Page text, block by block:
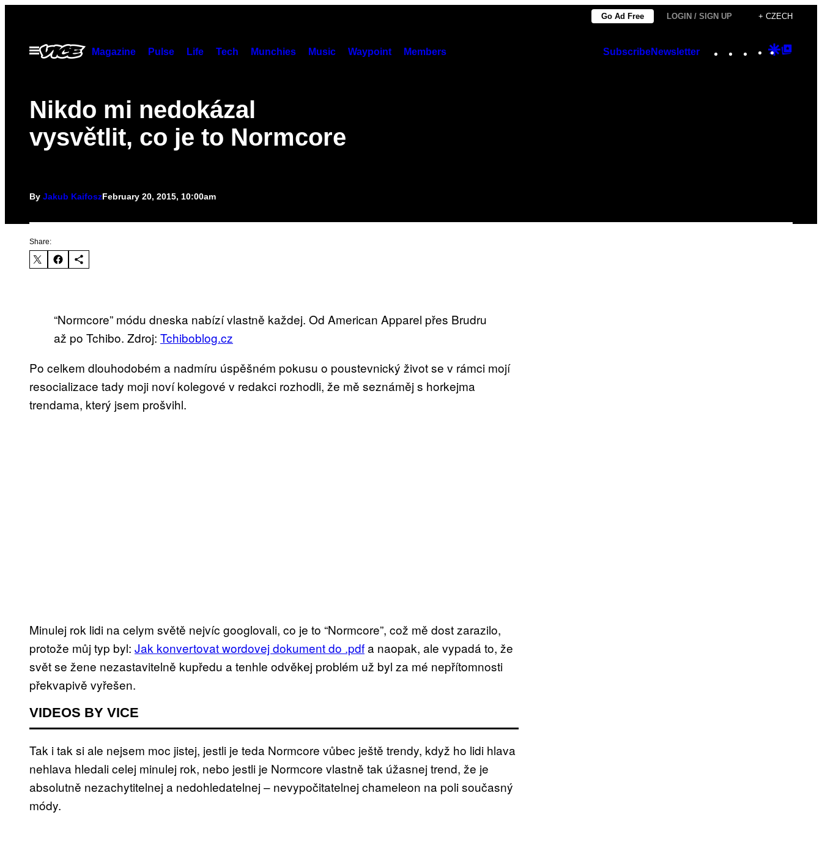
content
Go Ad Free LOGIN / SIGN UP + CZECH
Open
Menu
Magazine Pulse Life Tech Munchies Music Waypoint Members SubscribeNewsletter Instagram
TikTok
YouTube
Google
Nikdo mi nedokázal
vysvětlit, co je to Normcore
By Jakub KaifoszFebruary 20, 2015, 10:00am
Share:
“Normcore” módu dneska nabízí vlastně každej. Od American Apparel přes Brudru
až po Tchibo. Zdroj: Tchiboblog.cz
Po celkem dlouhodobém a nadmíru úspěšném pokusu o poustevnický život se v rámci mojí
resocializace tady moji noví kolegové v redakci rozhodli, že mě seznáměj s horkejma
trendama, který jsem prošvihl.
Minulej rok lidi na celym světě nejvíc googlovali, co je to “Normcore”, což mě dost zarazilo,
protože můj typ byl: Jak konvertovat wordovej dokument do .pdfa naopak, ale vypadá to, že
svět se žene nezastavitelně kupředu a tenhle odvěkej problém už byl za mé nepřítomnosti
překvapivě vyřešen.
VIDEOS BY VICE
Tak i tak si ale nejsem moc jistej, jestli je teda Normcore vůbec ještě trendy, když ho lidi hlava
nehlava hledali celej minulej rok, nebo jestli je Normcore vlastně tak úžasnej trend, že je
absolutně nezachytitelnej a nedohledatelnej – nevypočitatelnej chameleon na poli současný
módy.